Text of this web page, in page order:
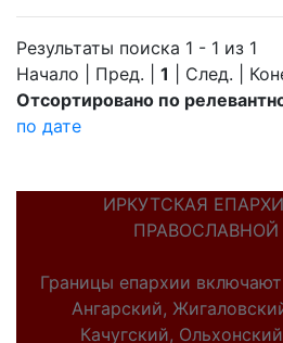
Результаты поиска 1 - 1 из 1
Начало | Пред. | 1 | След. |
Отсортировано по
по дате
ИРКУТСКАЯ
ПРАВОСЛАВНОЙ
Границы епархии
Ангарский,
Качугский,